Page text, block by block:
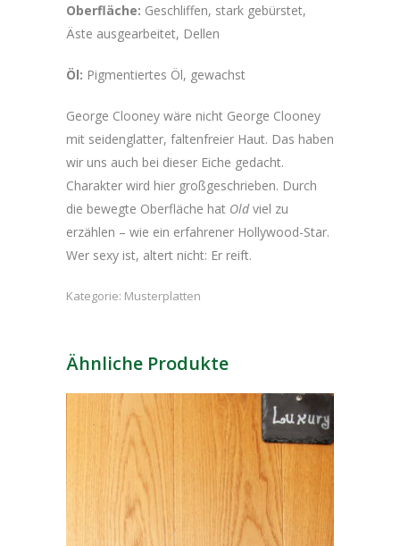
Oberfläche: Geschliffen, stark gebürstet,
Äste ausgearbeitet, Dellen
Öl: Pigmentiertes Öl, gewachst
George Clooney wäre nicht George Clooney
mit seidenglatter, faltenfreier Haut. Das haben
wir uns auch bei dieser Eiche gedacht.
Charakter wird hier großgeschrieben. Durch
die bewegte Oberfläche hat Oldviel zu
erzählen – wie ein erfahrener Hollywood-Star.
Wer sexy ist, altert nicht: Er reift.
Kategorie: Musterplatten
Ähnliche Produkte